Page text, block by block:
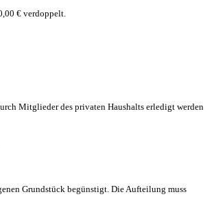
€ verdoppelt.
Mitglieder des privaten Haushalts erledigt werden
Grundstück begünstigt. Die Aufteilung muss